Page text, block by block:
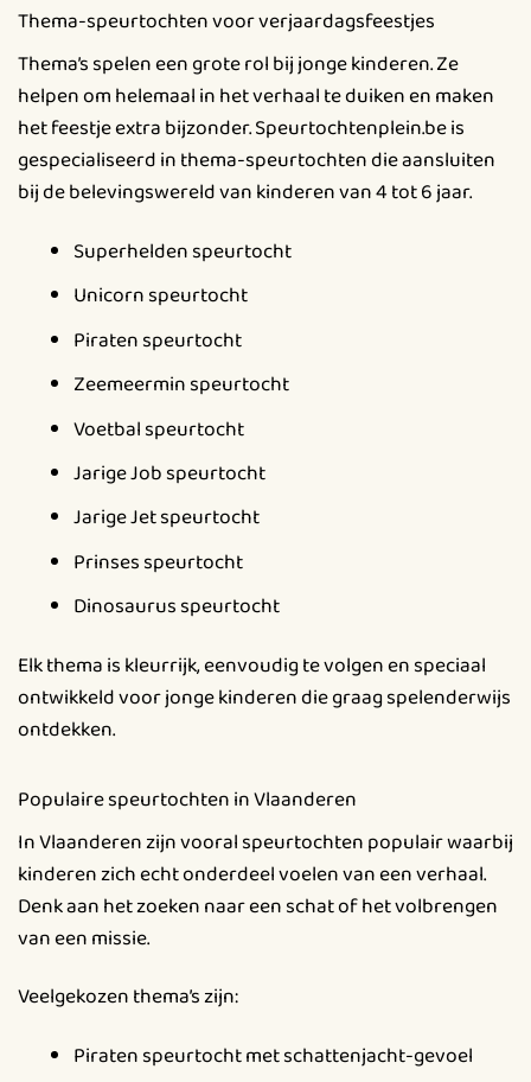
Thema-speurtochten voor verjaardagsfeestjes
Thema’s spelen een grote rol bij jonge kinderen. Ze
helpen om helemaal in het verhaal te duiken en maken
het feestje extra bijzonder. Speurtochtenplein.be is
gespecialiseerd in thema-speurtochten die aansluiten
bij de belevingswereld van kinderen van 4 tot 6 jaar.
Superhelden speurtocht
Unicorn speurtocht
Piraten speurtocht
Zeemeermin speurtocht
Voetbal speurtocht
Jarige Job speurtocht
Jarige Jet speurtocht
Prinses speurtocht
Dinosaurus speurtocht
Elk thema is kleurrijk, eenvoudig te volgen en speciaal
ontwikkeld voor jonge kinderen die graag spelenderwijs
ontdekken.
Populaire speurtochten in Vlaanderen
In Vlaanderen zijn vooral speurtochten populair waarbij
kinderen zich echt onderdeel voelen van een verhaal.
Denk aan het zoeken naar een schat of het volbrengen
van een missie.
Veelgekozen thema’s zijn:
Piraten speurtocht met schattenjacht-gevoel